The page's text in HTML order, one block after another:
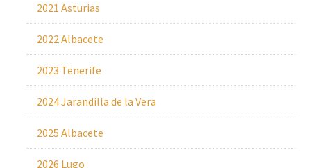
2021 Asturias
2022 Albacete
2023 Tenerife
2024 Jarandilla de la Vera
2025 Albacete
2026 Lugo